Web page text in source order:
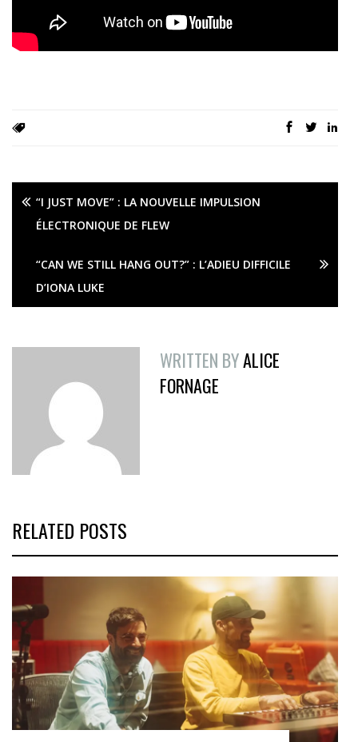
“I JUST MOVE” : LA NOUVELLE IMPULSION
ÉLECTRONIQUE DE FLEW
“CAN WE STILL HANG OUT?” : L’ADIEU DIFFICILE
D’IONA LUKE
WRITTEN BYALICE
FORNAGE
RELATED POSTS